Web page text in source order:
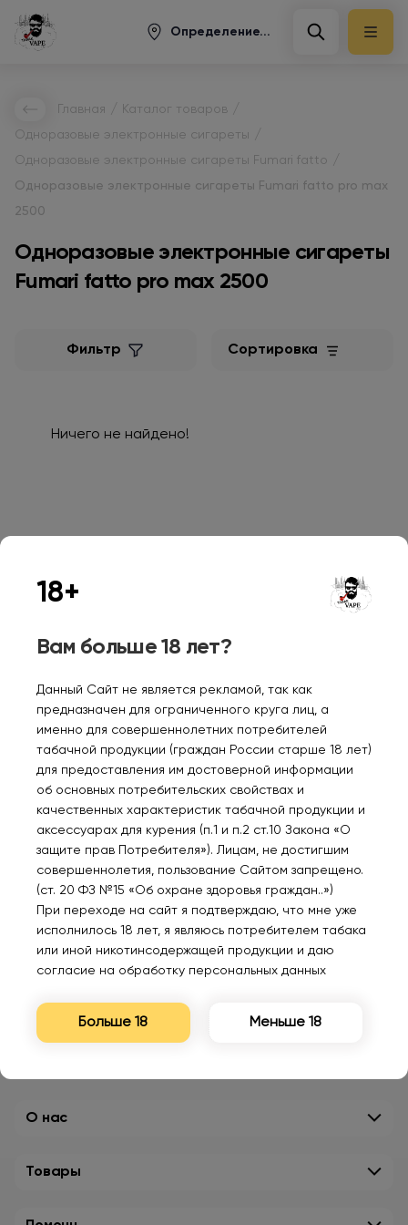
Определение...
Главная Каталог товаров
Одноразовые электронные сигареты
Одноразовые электронные сигареты Fumari fatto
Одноразовые электронные сигареты Fumari fatto pro max
2500
Одноразовые электронные сигареты
Fumari fatto pro max 2500
Фильтр Сортировка
Ничего не найдено!
GANG IMMORTAL
16000 Мороженное
1380₽
INFLAVE ALPHA 25000
Strong Черничный
1650₽
О нас
Товары
18+
Вам больше 18 лет?
Данный Сайт не является рекламой, так как
предназначен для ограниченного круга лиц, а
именно для совершеннолетних потребителей
табачной продукции (граждан России старше 18 лет)
для предоставления им достоверной информации
об основных потребительских свойствах и
качественных характеристик табачной продукции и
аксессуарах для курения (п.1 и п.2 ст.10 Закона «О
защите прав Потребителя»). Лицам, не достигшим
совершеннолетия, пользование Сайтом запрещено.
(ст. 20 ФЗ №15 «Об охране здоровья граждан..»)
При переходе на сайт я подтверждаю, что мне уже
исполнилось 18 лет, я являюсь потребителем табака
или иной никотинсодержащей продукции и даю
согласие на обработку персональных данных
Больше 18 Меньше 18